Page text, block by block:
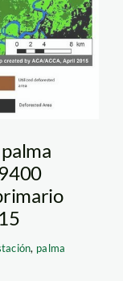
, palma